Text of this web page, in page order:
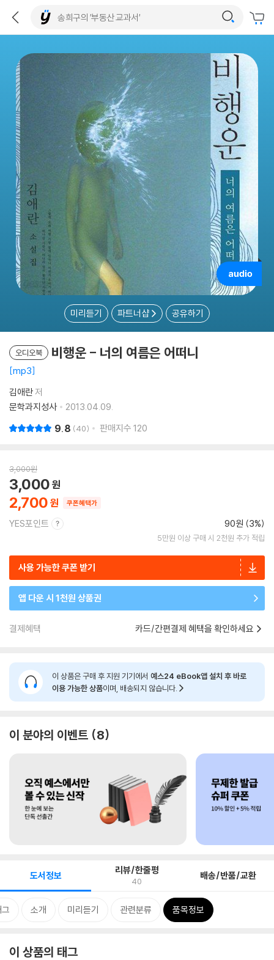
미리듣기 파트너샵 공유하기
오디오북 비행운 - 너의 여름은 어떠니
mp3
김애란저
문학과지성사
2013.04.09.
9.8 40 판매지수 120
3,000원
2,700
3,000
쿠폰혜택가
YES포인트 90원 (3%)
5만원 이상 구매 시 2천원 추가 적립
사용 가능한 쿠폰 받기
앱 다운 시 1천원 상품권
결제혜택 카드/간편결제 혜택을 확인하세요
이 상품은 구매 후 지원 기기에서 예스24 eBook앱 설치 후 바로
이용 가능한 상품이며, 배송되지 않습니다.
이 분야의 이벤트 8
도서정보 리뷰/한줄평
40 배송/반품/교환
소개 미리듣기 관련분류 품목정보
이 상품의 태그